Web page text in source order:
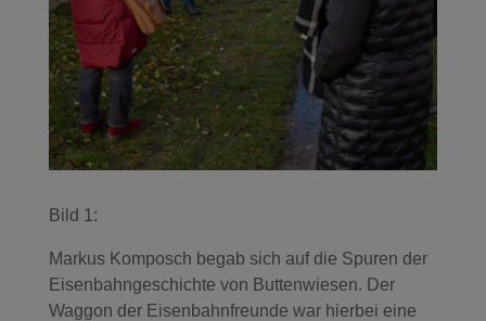
Bild 1:
Markus Komposch begab sich auf die Spuren der
Eisenbahngeschichte von Buttenwiesen. Der
Waggon der Eisenbahnfreunde war hierbei eine